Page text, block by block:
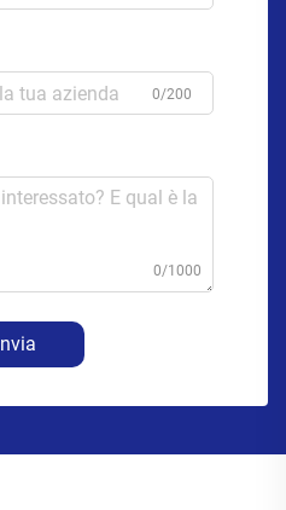
0/200
0/1000
Invia